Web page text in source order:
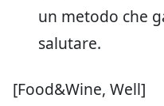
un metodo che
salutare.
[Food&Wine, Well]